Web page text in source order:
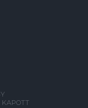
KAPOTT